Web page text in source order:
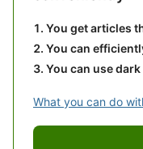
You get articles
You can
You can use
What you can do